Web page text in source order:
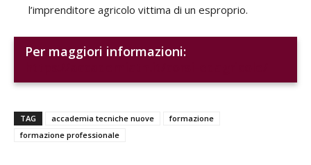
l’imprenditore agricolo vittima di un esproprio.
Per maggiori informazioni:
TAG accademia tecniche nuove
formazione
formazione professionale